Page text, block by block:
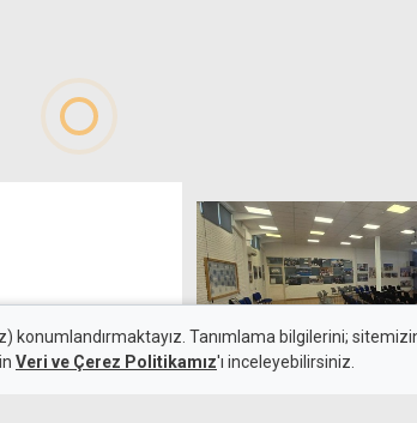
Tanımlama bilgilerini;
Veri ve Çerez Politikamız'ı inceleyebilirsiniz.